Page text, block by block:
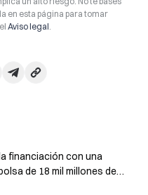
en esta página para tomar
Aviso legal.
financiación con una
de 18 mil millones de